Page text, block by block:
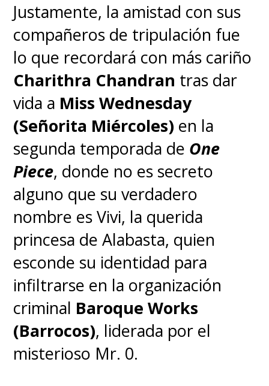
cuarentena. Pero lo que
comienza como un pequeño
trabajo pronto se convierte en
un viaje brutal y desgarrador,
donde ambos deben atravesar
los Estados Unidos y depender
el uno del otro para sobrevivir.
Ya pueden revivir la primera
temporada completa deThe Last
of Usen el streaming HBO Max
Justamente, la amistad con sus
compañeros de tripulación fue
lo que recordará con más cariño
Charithra Chandran tras dar
vida a Miss Wednesday
(Señorita Miércoles) en la
segunda temporada de One
Piece, donde no es secreto
alguno que su verdadero
nombre es Vivi, la querida
princesa de Alabasta, quien
esconde su identidad para
infiltrarse en la organización
criminal Baroque Works
(Barrocos), liderada por el
misterioso Mr. 0.